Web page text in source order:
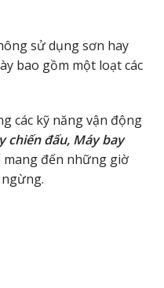
sử dụng sơn hay
bao gồm một loạt các
các kỹ năng vận động
chiến đấu, Máy bay
mang đến những giờ